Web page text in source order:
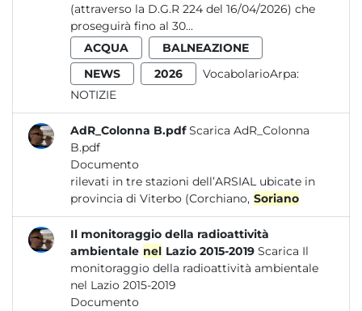
(attraverso la D.G.R 224 del 16/04/2026) che
proseguirà fino al 30...
ACQUA
BALNEAZIONE
NEWS
2026
VocabolarioArpa:
NOTIZIE
AdR_Colonna B.pdf Scarica AdR_Colonna
B.pdf
Documento
rilevati in tre stazioni dell’ARSIAL ubicate in
provincia di Viterbo (Corchiano, Soriano
Il monitoraggio della radioattività
ambientale nel Lazio 2015-2019 Scarica Il
monitoraggio della radioattività ambientale
nel Lazio 2015-2019
Documento